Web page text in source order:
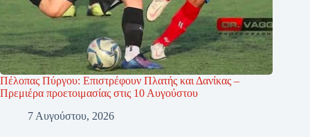
Πέλοπας Πύργου: Επιστρέφουν Πλατής και Δανίκας –
Πρεμιέρα προετοιμασίας στις 10 Αυγούστου
7 Αυγούστου, 2026